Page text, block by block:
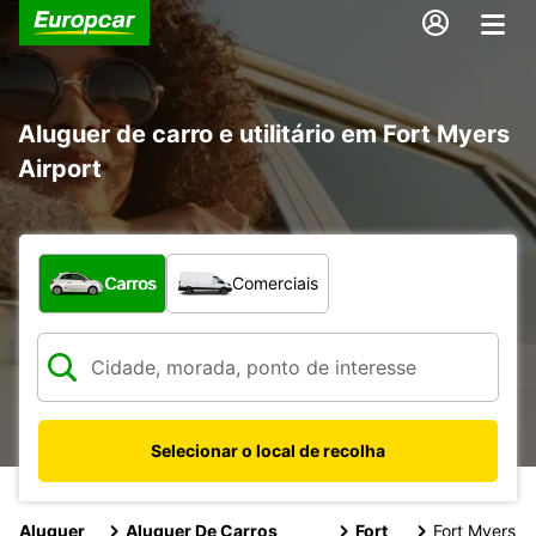
Aluguer de carro e utilitário em Fort Myers
Airport
Que tipo de veículo pretende?
Carros Comerciais
Selecionar o local de recolha
Aluguer Aluguer De Carros Fort Fort Myers